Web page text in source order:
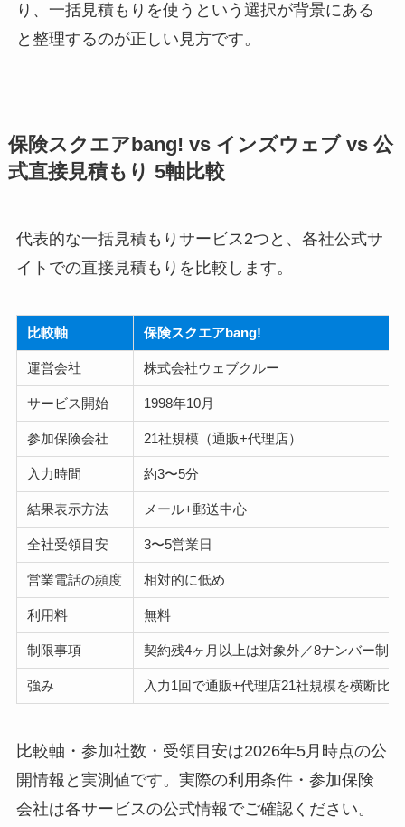
り、一括見積もりを使うという選択が背景にある
と整理するのが正しい見方です。
保険スクエアbang! vs インズウェブ vs 公
式直接見積もり 5軸比較
代表的な一括見積もりサービス2つと、各社公式サ
イトでの直接見積もりを比較します。
比較軸 保険スクエアbang!
運営会社 株式会社ウェブクルー
サービス開始 1998年10月
参加保険会社 21社規模（通販+代理店）
入力時間 約3〜5分
結果表示方法 メール+郵送中心
全社受領目安 3〜5営業日
営業電話の頻度 相対的に低め
利用料 無料
制限事項 契約残4ヶ月以上は対象外／8ナンバー制限
強み 入力1回で通販+代理店21社規模を横断比較
比較軸・参加社数・受領目安は2026年5月時点の公
開情報と実測値です。実際の利用条件・参加保険
会社は各サービスの公式情報でご確認ください。